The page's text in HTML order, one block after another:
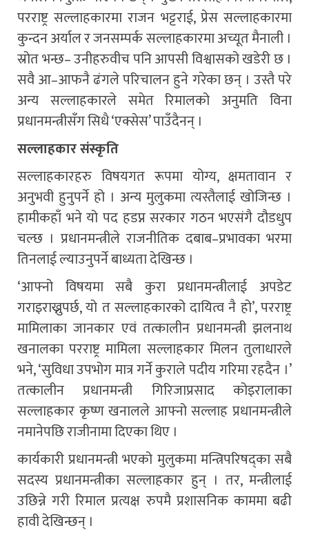
परराष्ट्र सल्लाहकारमा राजन भट्टराई, प्रेस सल्लाहकारमा
कुन्दन अर्याल र जनसम्पर्क सल्लाहकारमा अच्यूत मैनाली ।
स्रोत भन्छ– उनीहरुवीच पनि आपसी विश्वासको खडेरी छ ।
सवै आ–आफनै ढंगले परिचालन हुने गरेका छन् । उस्तै परे
अन्य सल्लाहकारले समेत रिमालको अनुमति विना
प्रधानमन्त्रीसँग सिधै ‘एक्सेस’ पाउँदैनन् ।
सल्लाहकार संस्कृति
सल्लाहकारहरु विषयगत रूपमा योग्य, क्षमतावान र
अनुभवी हुनुपर्ने हो । अन्य मुलुकमा त्यस्तैलाई खोजिन्छ ।
हामीकहाँ भने यो पद हडप्न सरकार गठन भएसंगै दौडधुप
चल्छ । प्रधानमन्त्रीले राजनीतिक दबाब–प्रभावका भरमा
तिनलाई ल्याउनुपर्ने बाध्यता देखिन्छ ।
‘आफ्नो विषयमा सबै कुरा प्रधानमन्त्रीलाई अपडेट
गराइराख्नुपर्छ, यो त सल्लाहकारको दायित्व नै हो’, परराष्ट्र
मामिलाका जानकार एवं तत्कालीन प्रधानमन्त्री झलनाथ
खनालका परराष्ट्र मामिला सल्लाहकार मिलन तुलाधारले
भने, ‘सुविधा उपभोग मात्र गर्ने कुराले पदीय गरिमा रहदैन ।’
तत्कालीन प्रधानमन्त्री गिरिजाप्रसाद कोइरालाका
सल्लाहकार कृष्ण खनालले आफ्नो सल्लाह प्रधानमन्त्रीले
नमानेपछि राजीनामा दिएका थिए ।
कार्यकारी प्रधानमन्त्री भएको मुलुकमा मन्त्रिपरिषद्का सबै
सदस्य प्रधानमन्त्रीका सल्लाहकार हुन् । तर, मन्त्रीलाई
उछिन्ने गरी रिमाल प्रत्यक्ष रुपमै प्रशासनिक काममा बढी
हावी देखिन्छन् ।